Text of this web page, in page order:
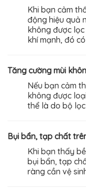
Khi bạn cảm
động hiệu quả
không được
khí mạnh, đó
Tăng cường mùi
Nếu bạn cảm
không được
thể là do bộ
Bụi bẩn, tạp chất
Khi bạn thấy
bụi bẩn, tạp
ràng cần vệ